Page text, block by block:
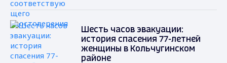
Шесть часов эвакуации:
история спасения 77-летней
женщины в Кольчугинском
районе